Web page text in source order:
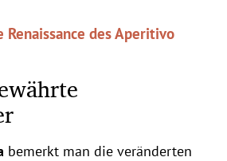
Renaissance des Aperitivo
bemerkt man die veränderten